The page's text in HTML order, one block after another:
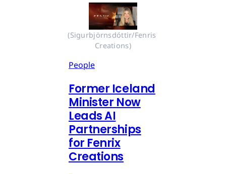
(Sigurbjörnsdóttir/Fenris
Creations)
People
Former Iceland
Minister Now
Leads AI
Partnerships
for Fenrix
Creations